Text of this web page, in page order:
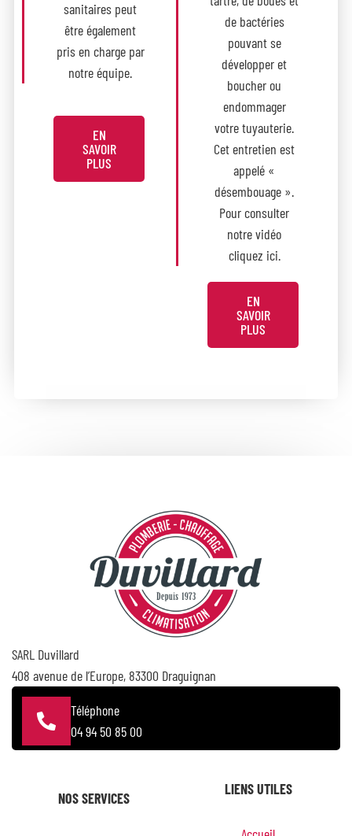
sanitaires peut
être également
pris en charge par
notre équipe.
EN
SAVOIR
PLUS
de bactéries
pouvant se
développer et
boucher ou
endommager
votre tuyauterie.
Cet entretien est
appelé «
désembouage ».
Pour consulter
notre vidéo
cliquez ici.
EN
SAVOIR
PLUS
SARL Duvillard
408 avenue de l’Europe, 83300 Draguignan
Téléphone
04 94 50 85 00
LIENS UTILES
NOS SERVICES